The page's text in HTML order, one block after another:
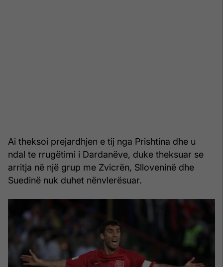
Ai theksoi prejardhjen e tij nga Prishtina dhe u
ndal te rrugëtimi i Dardanëve, duke theksuar se
arritja në një grup me Zvicrën, Slloveninë dhe
Suedinë nuk duhet nënvlerësuar.